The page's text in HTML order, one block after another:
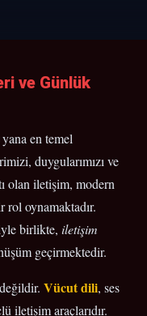
ve Günlük
en temel
duygularımızı ve
olan iletişim, modern
oynamaktadır.
birlikte, iletişim
geçirmektedir.
Vücut dili, ses
iletişim araçlarıdır.